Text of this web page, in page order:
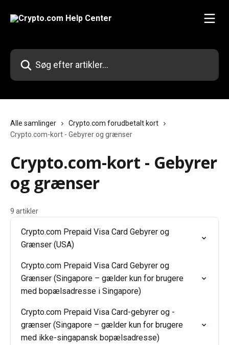
Søg efter artikler...
Alle samlinger
Crypto.com forudbetalt kort
Crypto.com-kort - Gebyrer og grænser
Crypto.com-kort - Gebyrer
og grænser
9 artikler
Crypto.com Prepaid Visa Card Gebyrer og
Grænser (USA)
Crypto.com Prepaid Visa Card Gebyrer og
Grænser (Singapore – gælder kun for brugere
med bopælsadresse i Singapore)
Crypto.com Prepaid Visa Card-gebyrer og -
grænser (Singapore – gælder kun for brugere
med ikke-singapansk bopælsadresse)